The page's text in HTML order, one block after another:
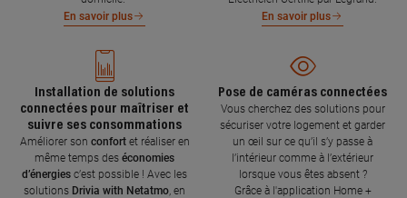
En savoir plus
En savoir plus
Installation de solutions
connectées pour maîtriser et
suivre ses consommations
Améliorer son confort et réaliser en
même temps des économies
d’énergies c’est possible ! Avec les
solutions Drivia with Netatmo , en
Pose de caméras connectées
Vous cherchez des solutions pour
sécuriser votre logement et garder
un œil sur ce qu’il s’y passe à
l’intérieur comme à l’extérieur
lorsque vous êtes absent ?
Grâce à l'application Home +